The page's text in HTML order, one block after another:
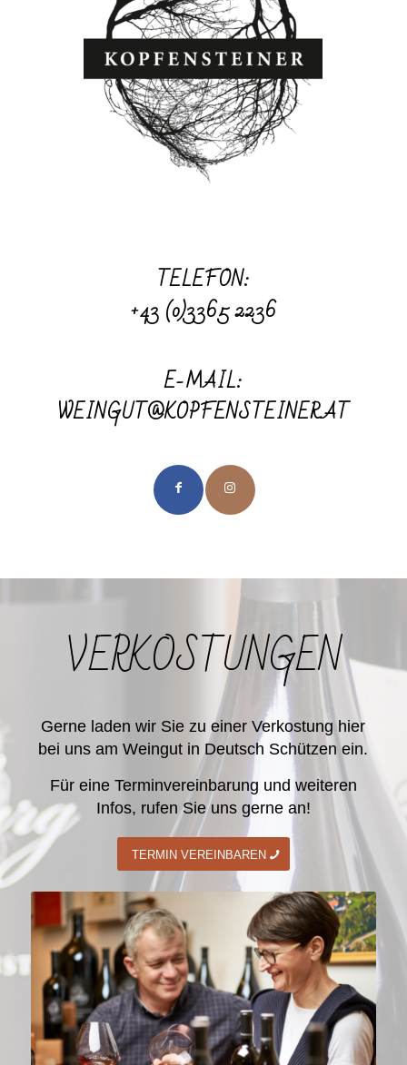
TELEFON:
+43 (0)3365 2236
E-MAIL:
WEINGUT@KOPFENSTEINER.AT
VERKOSTUNGEN
Gerne laden wir Sie zu einer Verkostung hier
bei uns am Weingut in Deutsch Schützen ein.
Für eine Terminvereinbarung und weiteren
Infos, rufen Sie uns gerne an!
TERMIN VEREINBAREN